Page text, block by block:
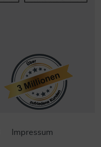
Impressum